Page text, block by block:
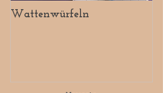
Wattenwürfeln